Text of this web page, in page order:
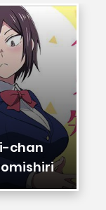
chan